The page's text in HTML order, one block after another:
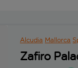
Alcudia Mallorca
Zafiro